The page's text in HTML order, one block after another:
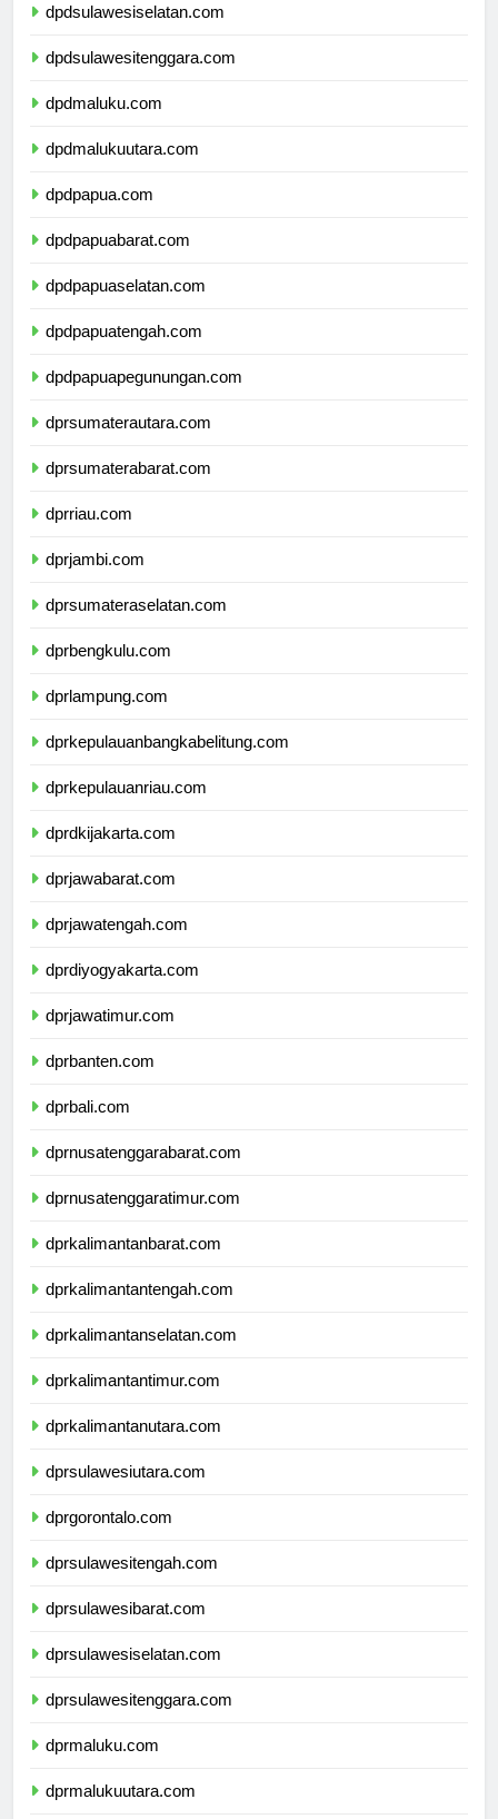
dpdsulawesiselatan.com
dpdsulawesitenggara.com
dpdmaluku.com
dpdmalukuutara.com
dpdpapua.com
dpdpapuabarat.com
dpdpapuaselatan.com
dpdpapuatengah.com
dpdpapuapegunungan.com
dprsumaterautara.com
dprsumaterabarat.com
dprriau.com
dprjambi.com
dprsumateraselatan.com
dprbengkulu.com
dprlampung.com
dprkepulauanbangkabelitung.com
dprkepulauanriau.com
dprdkijakarta.com
dprjawabarat.com
dprjawatengah.com
dprdiyogyakarta.com
dprjawatimur.com
dprbanten.com
dprbali.com
dprnusatenggarabarat.com
dprnusatenggaratimur.com
dprkalimantanbarat.com
dprkalimantantengah.com
dprkalimantanselatan.com
dprkalimantantimur.com
dprkalimantanutara.com
dprsulawesiutara.com
dprgorontalo.com
dprsulawesitengah.com
dprsulawesibarat.com
dprsulawesiselatan.com
dprsulawesitenggara.com
dprmaluku.com
dprmalukuutara.com